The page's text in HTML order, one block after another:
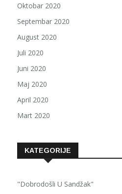
Oktobar 2020
Septembar 2020
August 2020
Juli 2020
Juni 2020
Maj 2020
April 2020
Mart 2020
KATEGORIJE
"Dobrodošli U Sandžak"